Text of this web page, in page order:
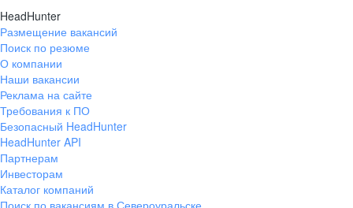
HeadHunter
Размещение вакансий
Поиск по резюме
О компании
Наши вакансии
Реклама на сайте
Требования к ПО
Безопасный HeadHunter
HeadHunter API
Партнерам
Инвесторам
Каталог компаний
Поиск по вакансиям в Североуральске